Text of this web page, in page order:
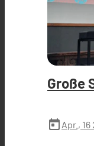
Große
today Apr., 16